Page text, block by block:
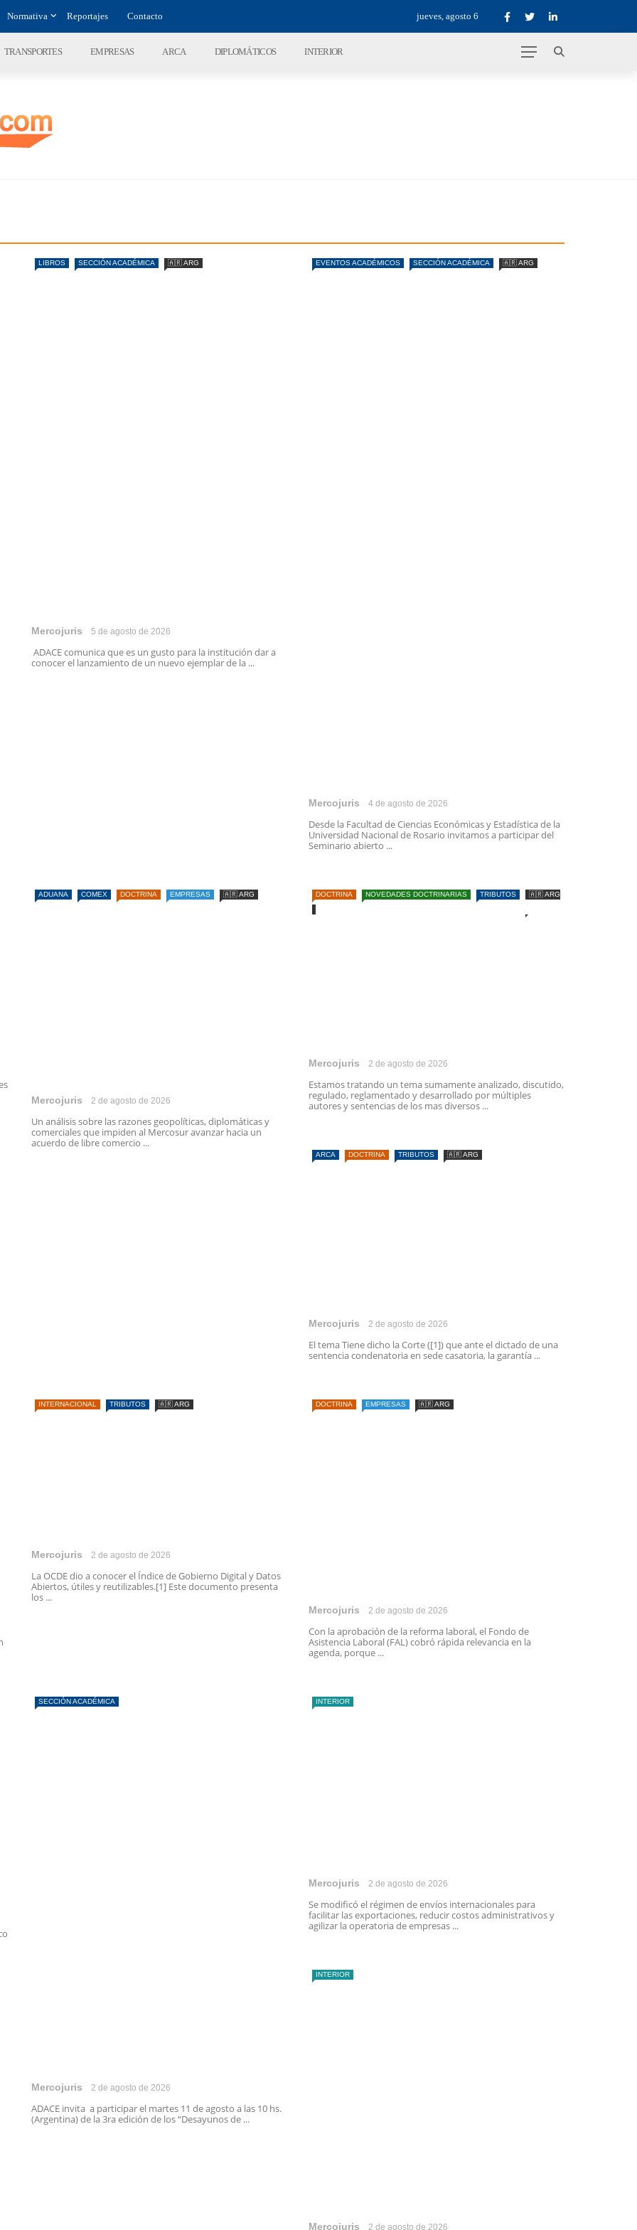
Normativa Reportajes Contacto jueves, agosto 6
TRANSPORTES EMPRESAS ARCA DIPLOMÁTICOS INTERIOR
LIBROS SECCIÓN ACADÉMICA 🇦🇷 ARG
Mercojuris 5 de agosto de 2026
ADACE comunica que es un gusto para la institución dar a
conocer el lanzamiento de un nuevo ejemplar de la ...
EVENTOS ACADÉMICOS SECCIÓN ACADÉMICA 🇦🇷 ARG
Mercojuris 4 de agosto de 2026
Desde la Facultad de Ciencias Económicas y Estadística de la
Universidad Nacional de Rosario invitamos a participar del
Seminario abierto ...
ADUANA COMEX DOCTRINA EMPRESAS 🇦🇷 ARG
Mercojuris 2 de agosto de 2026
Un análisis sobre las razones geopolíticas, diplomáticas y
comerciales que impiden al Mercosur avanzar hacia un
acuerdo de libre comercio ...
DOCTRINA NOVEDADES DOCTRINARIAS TRIBUTOS 🇦🇷 ARG
Mercojuris 2 de agosto de 2026
Estamos tratando un tema sumamente analizado, discutido,
regulado, reglamentado y desarrollado por múltiples
autores y sentencias de los mas diversos ...
ARCA DOCTRINA TRIBUTOS 🇦🇷 ARG
Mercojuris 2 de agosto de 2026
El tema Tiene dicho la Corte ([1]) que ante el dictado de una
sentencia condenatoria en sede casatoria, la garantía ...
INTERNACIONAL TRIBUTOS 🇦🇷 ARG
Mercojuris 2 de agosto de 2026
La OCDE dio a conocer el Índice de Gobierno Digital y Datos
Abiertos, útiles y reutilizables.[1] Este documento presenta
los ...
DOCTRINA EMPRESAS 🇦🇷 ARG
Mercojuris 2 de agosto de 2026
Con la aprobación de la reforma laboral, el Fondo de
Asistencia Laboral (FAL) cobró rápida relevancia en la
agenda, porque ...
SECCIÓN ACADÉMICA
Mercojuris 2 de agosto de 2026
ADACE invita a participar el martes 11 de agosto a las 10 hs.
(Argentina) de la 3ra edición de los “Desayunos de ...
INTERIOR
Mercojuris 2 de agosto de 2026
Se modificó el régimen de envíos internacionales para
facilitar las exportaciones, reducir costos administrativos y
agilizar la operatoria de empresas ...
INTERIOR
Mercojuris 2 de agosto de 2026